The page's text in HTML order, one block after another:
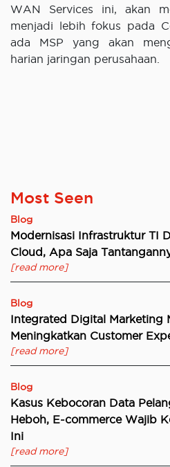
WAN Services ini, akan
menjadi lebih fokus pada
ada MSP yang akan
harian jaringan perusahaan.
Most Seen
Blog
Modernisasi Infrastruktur TI
Cloud, Apa Saja
[read more]
Blog
Integrated Digital Marketing
Meningkatkan Customer
[read more]
Blog
Kasus Kebocoran Data
Heboh, E-commerce Wajib
Ini
[read more]